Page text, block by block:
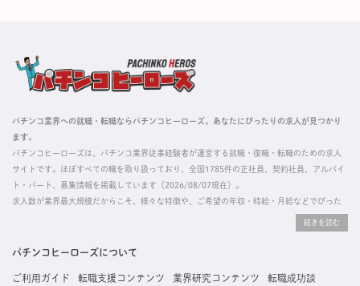
パチンコ業界への就職・転職ならパチンコヒーローズ。あなたにぴったりの求人が見つかり
ます。
パチンコヒーローズは、パチンコ業界従事経験者が運営する就職・復職・転職のための求人
サイトです。ほぼすべての職を取り扱っており、全国1785件の正社員、契約社員、アルバイ
ト・パート、募集情報を掲載しています（2026/08/07現在）。
求人数が業界最大規模だからこそ、様々な特徴や、ご希望の年収・時給・月給などでぴった
掲載している求人は、すべて契約法人様から寄せられた正規の求人情報です。応募いただい
た内容はすぐに直接事業所に届くためスムーズに転職・復職できます。
パチンコヒーローズについて
ご利用ガイド 転職支援コンテンツ 業界研究コンテンツ 転職成功談